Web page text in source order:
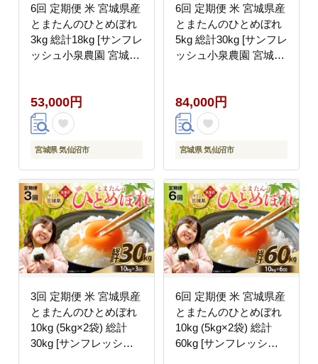
6回 定期便 米 宮城県産
とまたんのひとめぼれ
3kg 総計18kg [サンフレ
ッシュ小泉農園 宮城県
米 精米 ご飯 ごはん コ
メ こめ お米 小分け 家
庭用
53,000円
宮城県 気仙沼市
6回 定期便 米 宮城県産
とまたんのひとめぼれ
5kg 総計30kg [サンフレ
ッシュ小泉農園 宮城県
米 精米 ご飯 ごはん コ
メ こめ お米 小分け 家
庭用
84,000円
宮城県 気仙沼市
3回 定期便 米 宮城県産
とまたんのひとめぼれ
10kg (5kg×2袋) 総計
30kg [サンフレッシュ
6回 定期便 米 宮城県産
とまたんのひとめぼれ
10kg (5kg×2袋) 総計
60kg [サンフレッシュ